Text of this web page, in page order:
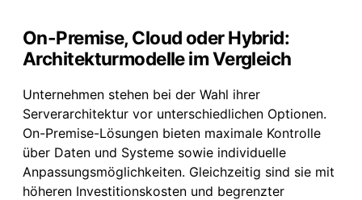
On-Premise, Cloud oder Hybrid:
Architekturmodelle im Vergleich
Unternehmen stehen bei der Wahl ihrer
Serverarchitektur vor unterschiedlichen Optionen.
On-Premise-Lösungen bieten maximale Kontrolle
über Daten und Systeme sowie individuelle
Anpassungsmöglichkeiten. Gleichzeitig sind sie mit
höheren Investitionskosten und begrenzter